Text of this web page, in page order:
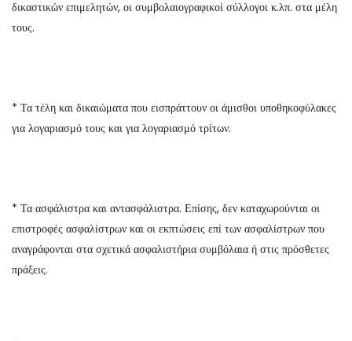
δικαστικών επιμελητών, οι συμβολαιογραφικοί σύλλογοι κ.λπ. στα μέλη
τους.
* Τα τέλη και δικαιώματα που εισπράττουν οι άμισθοι υποθηκοφύλακες
για λογαριασμό τους και για λογαριασμό τρίτων.
* Τα ασφάλιστρα και αντασφάλιστρα. Επίσης, δεν καταχωρούνται οι
επιστροφές ασφαλίστρων και οι εκπτώσεις επί των ασφαλίστρων που
αναγράφονται στα σχετικά ασφαλιστήρια συμβόλαια ή στις πρόσθετες
πράξεις.